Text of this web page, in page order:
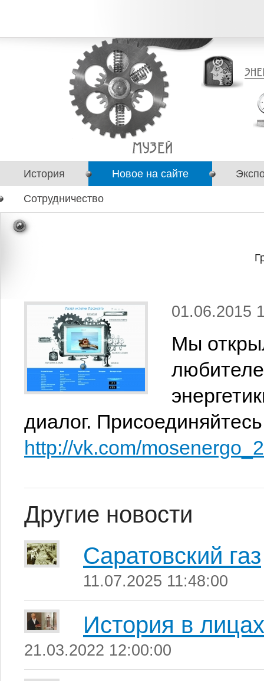
История Новое на сайте
Сотрудничество
01.06.2015
Мы
диалог.
http://vk.com/
Другие новости
Саратовский газ
11.07.2025 11:48:00
История в лицах
21.03.2022 12:00:00